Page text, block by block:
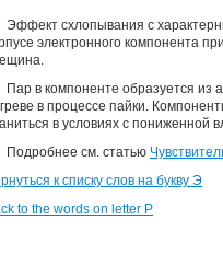
Эффект схлопывания с
электронного компонента
Пар в компоненте образуется из
в процессе пайки.
в условиях с пониженной
Подробнее см. статью
к списку слов на букву Э
to the words on letter P